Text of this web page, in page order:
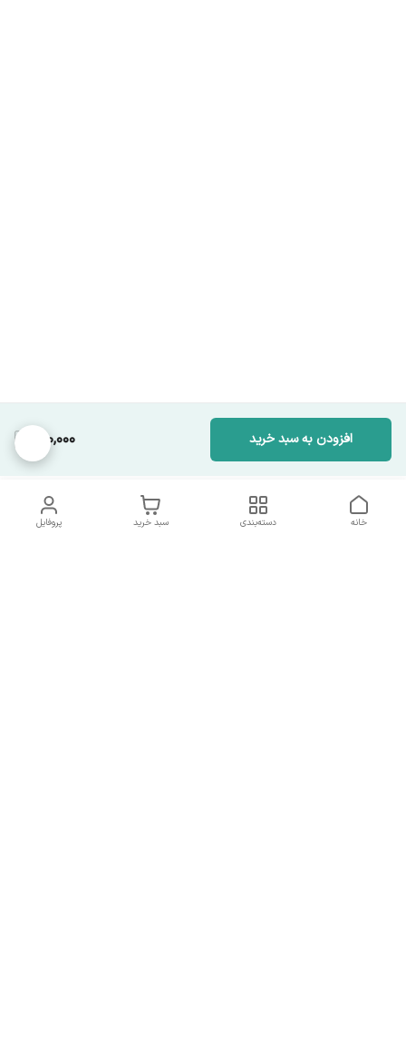
810,000 افزودن به سبد خرید
پروفایل سبد خرید دسته‌بندی خانه